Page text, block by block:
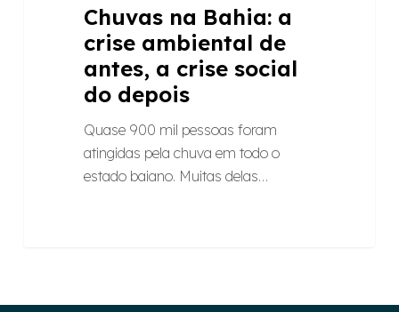
Chuvas na Bahia: a
crise ambiental de
antes, a crise social
do depois
Quase 900 mil pessoas foram
atingidas pela chuva em todo o
estado baiano. Muitas delas…